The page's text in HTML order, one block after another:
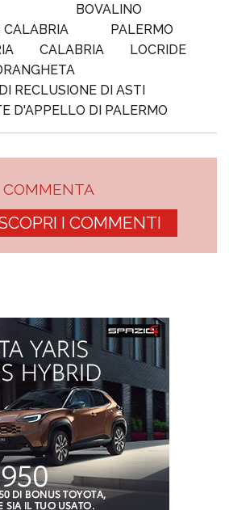
BOVALINO
CALABRIA
PALERMO
CALABRIA
LOCRIDE
RECLUSIONE DI ASTI
D'APPELLO DI PALERMO
COMMENTA
I COMMENTI